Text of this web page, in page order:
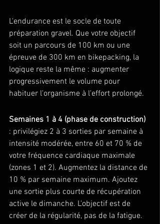
L'endurance est le socle de toute
préparation gravel. Que votre objectif
soit un parcours de 100 km ou une
épreuve de 300 km en bikepacking, la
logique reste la même : augmenter
progressivement le volume pour
habituer l'organisme à l'effort prolongé.
Semaines 1 à 4 (phase de construction)
: privilégiez 2 à 3 sorties par semaine à
intensité modérée, entre 60 et 70 % de
votre fréquence cardiaque maximale
(zones 1 et 2). Augmentez la distance de
10 % par semaine maximum. Ajoutez
une sortie plus courte de récupération
active le dimanche. L'objectif est de
créer de la régularité, pas de la fatigue.